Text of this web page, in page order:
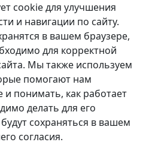
cookie для улучшения
и навигации по сайту.
в вашем браузере,
для корректной
Мы также используем
помогают нам
понимать, как работает
делать для его
сохраняться в вашем
согласия.